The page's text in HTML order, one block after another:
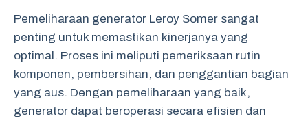
Pemeliharaan generator Leroy Somer sangat
penting untuk memastikan kinerjanya yang
optimal. Proses ini meliputi pemeriksaan rutin
komponen, pembersihan, dan penggantian bagian
yang aus. Dengan pemeliharaan yang baik,
generator dapat beroperasi secara efisien dan